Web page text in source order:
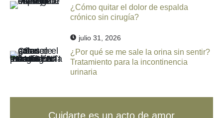
¿Cómo quitar el dolor de espalda
crónico sin cirugía?
julio 31, 2026
¿Por qué se me sale la orina sin sentir?
Tratamiento para la incontinencia
urinaria
Cuidarte es un acto de amor